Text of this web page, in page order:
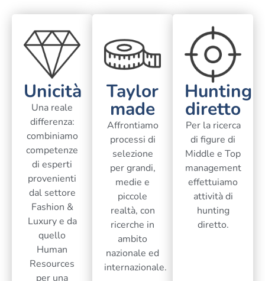
Unicità
Una reale
differenza:
combiniamo
competenze
di esperti
provenienti
dal settore
Fashion &
Luxury e da
quello
Human
Resources
per una
Taylor
made
Affrontiamo
processi di
selezione
per grandi,
medie e
piccole
realtà, con
ricerche in
ambito
nazionale ed
internazionale.
Hunting
diretto
Per la ricerca
di figure di
Middle e Top
management
effettuiamo
attività di
hunting
diretto.